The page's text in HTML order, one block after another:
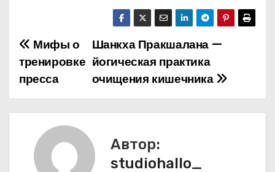
Н
а
Шанкха Пракшалана —
йогическая практика
очищения кишечника
Мифы о
тренировке
пресса
Автор:
studiohallo_